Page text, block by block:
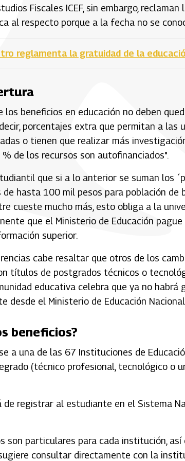
Fiscales ICEF, sin embargo,
al respecto porque a la fecha no se
reglamenta la gratuidad de la
beneficios en educación no deben
porcentajes extra que permitan a las
o tienen que realizar más
de los recursos son autofinanciados".
que si a lo anterior se suman los
hasta 100 mil pesos para población de
cueste mucho más, esto obliga a la
que el Ministerio de Educación
superior.
cabe resaltar que otros de los
títulos de postgrados técnicos o
educativa celebra que ya no
desde el Ministerio de Educación
beneficios?
a una de las 67 Instituciones de
(técnico profesional, tecnológico o
de registrar al estudiante en el Sistema
son particulares para cada institución,
consultar directamente con la